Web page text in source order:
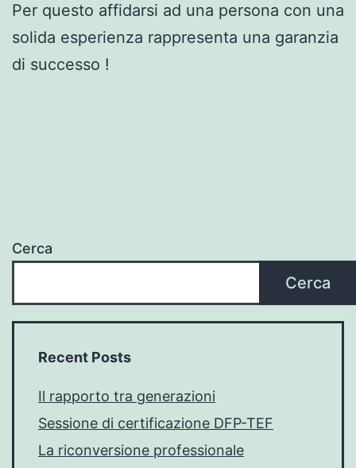
Per questo affidarsi ad una persona con una
solida esperienza rappresenta una garanzia
di successo !
Cerca
Cerca
Recent Posts
Il rapporto tra generazioni
Sessione di certificazione DFP-TEF
La riconversione professionale